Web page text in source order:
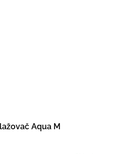
Aqua M